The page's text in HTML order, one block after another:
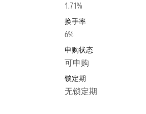
1.71%
换手率
6%
申购状态
可申购
锁定期
无锁定期